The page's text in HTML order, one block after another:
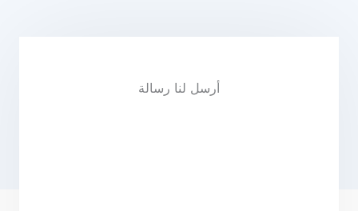
أرسل لنا رسالة